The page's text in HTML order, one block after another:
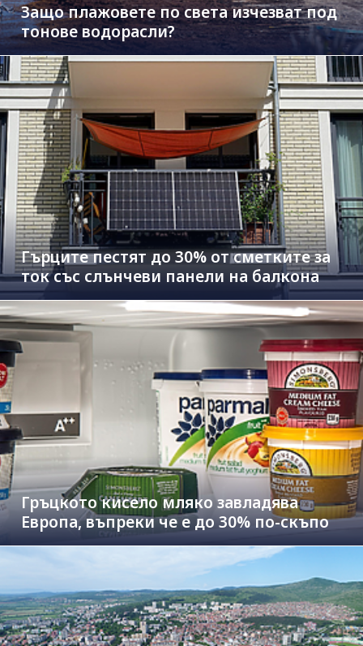
Защо плажовете по света изчезват под
тонове водорасли?
Гърците пестят до 30% от сметките за
ток със слънчеви панели на балкона
Гръцкото кисело мляко завладява
Европа, въпреки че е до 30% по-скъпо